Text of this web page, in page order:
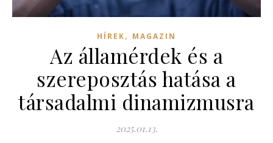
HÍREK, MAGAZIN
Az államérdek és a
szereposztás hatása a
társadalmi dinamizmusra
2025.01.13.